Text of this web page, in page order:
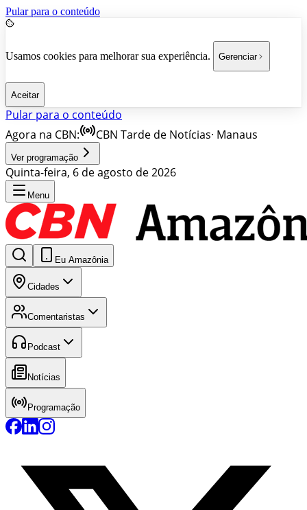
Pular para o conteúdo
Usamos cookies para melhorar sua experiência. Gerenciar
Aceitar
Pular para o conteúdo
Agora na CBN:
CBN Tarde de Notícias· Manaus
Ver programação
Quinta-feira, 6 de agosto de 2026
Menu
Eu Amazônia
Cidades
Comentaristas
Podcast
Notícias
Programação